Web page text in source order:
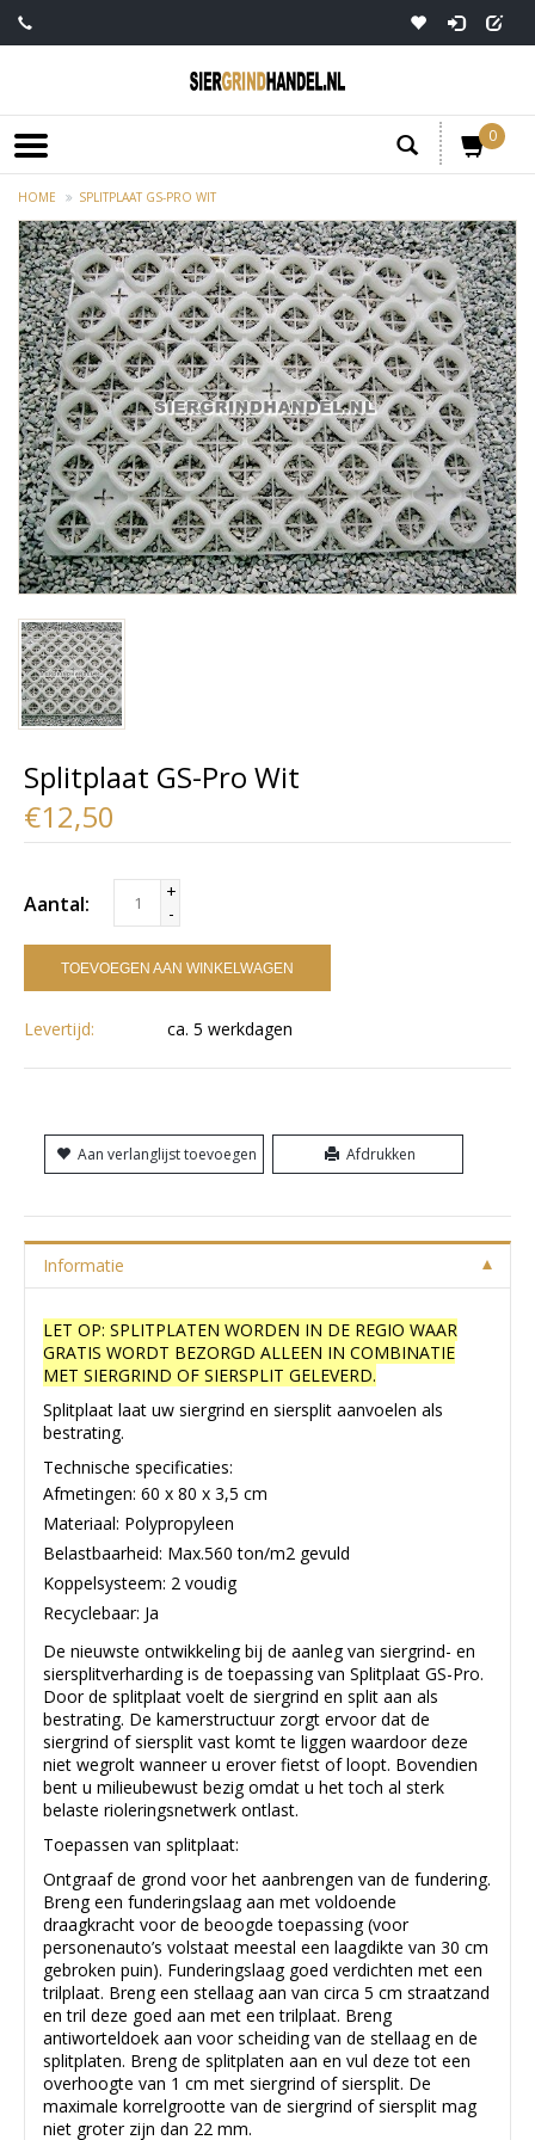
0
HOME SPLITPLAAT GS-PRO WIT
Splitplaat GS-Pro Wit
€12,50
Aantal:
+
-
TOEVOEGEN AAN WINKELWAGEN
Levertijd: ca. 5 werkdagen
Aan verlanglijst toevoegen Afdrukken
Informatie
LET OP: SPLITPLATEN WORDEN IN DE REGIO WAAR
GRATIS WORDT BEZORGD ALLEEN IN COMBINATIE
MET SIERGRIND OF SIERSPLIT GELEVERD.
Splitplaat laat uw siergrind en siersplit aanvoelen als
bestrating.
Technische specificaties:
Afmetingen: 60 x 80 x 3,5 cm
Materiaal: Polypropyleen
Belastbaarheid: Max.560 ton/m2 gevuld
Koppelsysteem: 2 voudig
Recyclebaar: Ja
De nieuwste ontwikkeling bij de aanleg van siergrind- en
siersplitverharding is de toepassing van Splitplaat GS-Pro.
Door de splitplaat voelt de siergrind en split aan als
bestrating. De kamerstructuur zorgt ervoor dat de
siergrind of siersplit vast komt te liggen waardoor deze
niet wegrolt wanneer u erover fietst of loopt. Bovendien
bent u milieubewust bezig omdat u het toch al sterk
belaste rioleringsnetwerk ontlast.
Toepassen van splitplaat:
Ontgraaf de grond voor het aanbrengen van de fundering.
Breng een funderingslaag aan met voldoende
draagkracht voor de beoogde toepassing (voor
personenauto’s volstaat meestal een laagdikte van 30 cm
gebroken puin). Funderingslaag goed verdichten met een
trilplaat. Breng een stellaag aan van circa 5 cm straatzand
en tril deze goed aan met een trilplaat. Breng
antiworteldoek aan voor scheiding van de stellaag en de
splitplaten. Breng de splitplaten aan en vul deze tot een
overhoogte van 1 cm met siergrind of siersplit. De
maximale korrelgrootte van de siergrind of siersplit mag
niet groter zijn dan 22 mm.